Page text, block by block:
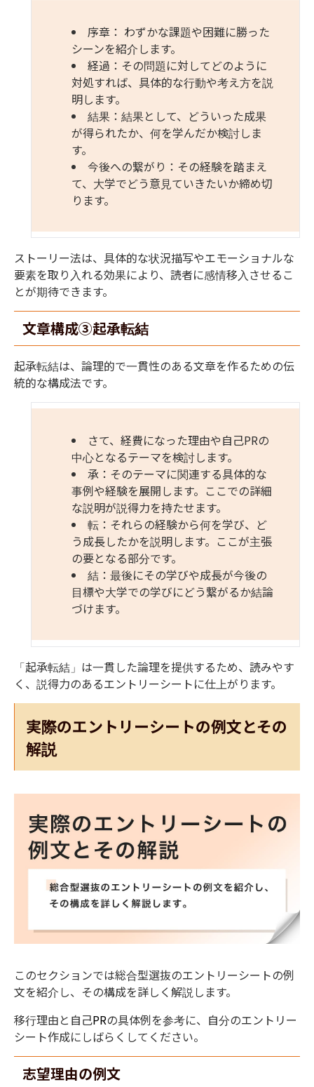
序章： わずかな課題や困難に勝った
シーンを紹介します。
経過：その問題に対してどのように
対処すれば、具体的な行動や考え方を説
明します。
結果：結果として、どういった成果
が得られたか、何を学んだか検討しま
す。
今後への繋がり：その経験を踏まえ
て、大学でどう意見ていきたいか締め切
ります。
ストーリー法は、具体的な状況描写やエモーショナルな
要素を取り入れる効果により、読者に感情移入させるこ
とが期待できます。
文章構成③起承転結
起承転結は、論理的で一貫性のある文章を作るための伝
統的な構成法です。
さて、経費になった理由や自己PRの
中心となるテーマを検討します。
承：そのテーマに関連する具体的な
事例や経験を展開します。ここでの詳細
な説明が説得力を持たせます。
転：それらの経験から何を学び、ど
う成長したかを説明します。ここが主張
の要となる部分です。
結：最後にその学びや成長が今後の
目標や大学での学びにどう繋がるか結論
づけます。
「起承転結」は一貫した論理を提供するため、読みやす
く、説得力のあるエントリーシートに仕上がります。
実際のエントリーシートの例文とその
解説
このセクションでは総合型選抜のエントリーシートの例
文を紹介し、その構成を詳しく解説します。
移行理由と自己PRの具体例を参考に、自分のエントリー
シート作成にしばらくしてください。
志望理由の例文